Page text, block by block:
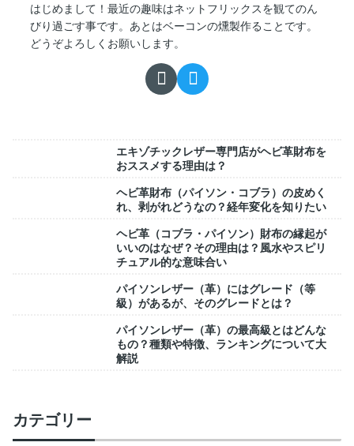
はじめまして！最近の趣味はネットフリックスを観てのん
びり過ごす事です。あとはベーコンの燻製作ることです。
どうぞよろしくお願いします。
エキゾチックレザー専門店がヘビ革財布を
おススメする理由は？
ヘビ革財布（パイソン・コブラ）の皮めく
れ、剥がれどうなの？経年変化を知りたい
ヘビ革（コブラ・パイソン）財布の縁起が
いいのはなぜ？その理由は？風水やスピリ
チュアル的な意味合い
パイソンレザー（革）にはグレード（等
級）があるが、そのグレードとは？
パイソンレザー（革）の最高級とはどんな
もの？種類や特徴、ランキングについて大
解説
カテゴリー